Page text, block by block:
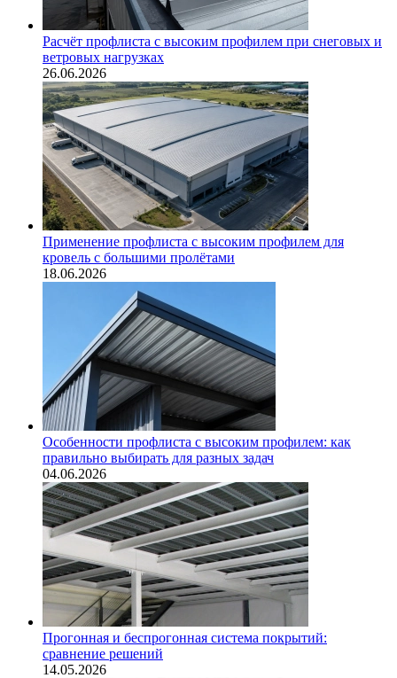
Расчёт профлиста с высоким профилем при снеговых и
ветровых нагрузках
26.06.2026
Применение профлиста с высоким профилем для
кровель с большими пролётами
18.06.2026
Особенности профлиста с высоким профилем: как
правильно выбирать для разных задач
04.06.2026
Прогонная и беспрогонная система покрытий:
сравнение решений
14.05.2026